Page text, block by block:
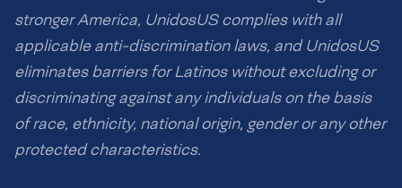
stronger America, UnidosUS complies with all
applicable anti-discrimination laws, and UnidosUS
eliminates barriers for Latinos without excluding or
discriminating against any individuals on the basis
of race, ethnicity, national origin, gender or any other
protected characteristics.